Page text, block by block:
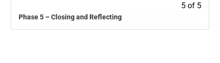
5 of 5
Phase 5 – Closing and Reflecting